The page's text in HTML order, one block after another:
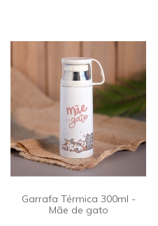
Garrafa Térmica 300ml -
Mãe de gato